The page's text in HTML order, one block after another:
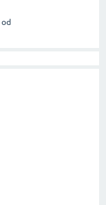
od